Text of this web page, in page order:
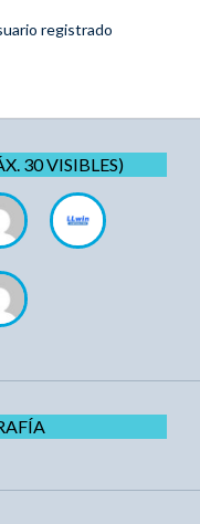
registrado
30 VISIBLES)